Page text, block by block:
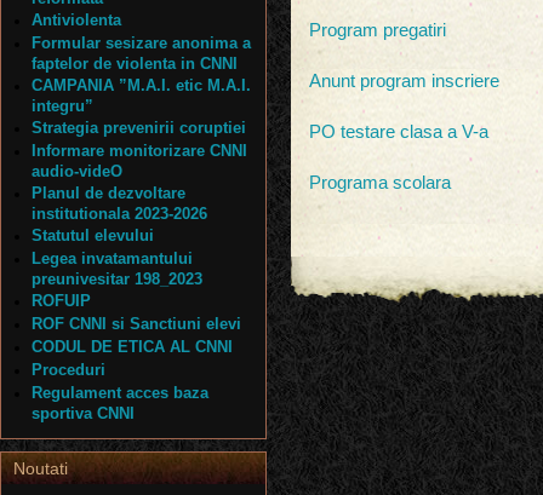
Program pregatiri
Anunt program inscriere
PO testare clasa a V-a
Programa scolara
Antiviolenta
Formular sesizare anonima a
faptelor de violenta in CNNI
CAMPANIA ”M.A.I. etic M.A.I.
integru”
Strategia prevenirii coruptiei
Informare monitorizare CNNI
audio-videO
Planul de dezvoltare
institutionala 2023-2026
Statutul elevului
Legea invatamantului
preunivesitar 198_2023
ROFUIP
ROF CNNI si Sanctiuni elevi
CODUL DE ETICA AL CNNI
Proceduri
Regulament acces baza
sportiva CNNI
Noutati